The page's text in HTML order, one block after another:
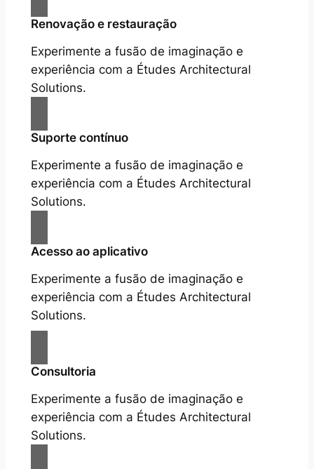
Renovação e restauração
Experimente a fusão de imaginação e
experiência com a Études Architectural
Solutions.
Suporte contínuo
Experimente a fusão de imaginação e
experiência com a Études Architectural
Solutions.
Acesso ao aplicativo
Experimente a fusão de imaginação e
experiência com a Études Architectural
Solutions.
Consultoria
Experimente a fusão de imaginação e
experiência com a Études Architectural
Solutions.